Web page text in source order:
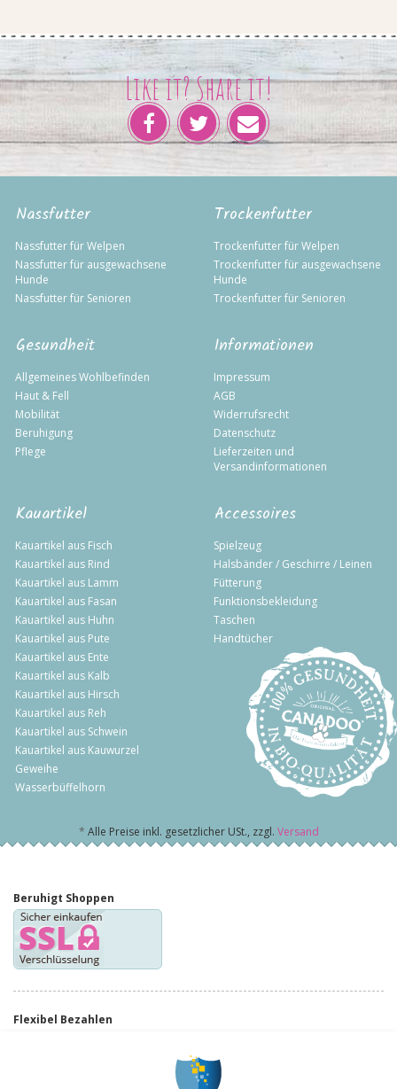
Like it? Share it!
Nassfutter
Nassfutter für Welpen
Nassfutter für ausgewachsene
Hunde
Nassfutter für Senioren
Trockenfutter
Trockenfutter für Welpen
Trockenfutter für ausgewachsene
Hunde
Trockenfutter für Senioren
Gesundheit
Allgemeines Wohlbefinden
Haut & Fell
Mobilität
Beruhigung
Pflege
Informationen
Impressum
AGB
Widerrufsrecht
Datenschutz
Lieferzeiten und
Versandinformationen
Kauartikel
Kauartikel aus Fisch
Kauartikel aus Rind
Kauartikel aus Lamm
Kauartikel aus Fasan
Kauartikel aus Huhn
Kauartikel aus Pute
Kauartikel aus Ente
Kauartikel aus Kalb
Kauartikel aus Hirsch
Kauartikel aus Reh
Kauartikel aus Schwein
Kauartikel aus Kauwurzel
Geweihe
Wasserbüffelhorn
Accessoires
Spielzeug
Halsbänder / Geschirre / Leinen
Fütterung
Funktionsbekleidung
Taschen
Handtücher
* Alle Preise inkl. gesetzlicher USt., zzgl. Versand
Beruhigt Shoppen
Flexibel Bezahlen